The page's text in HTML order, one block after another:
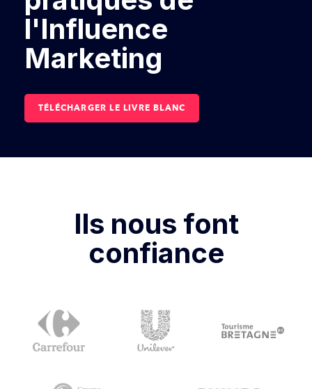
l'Influence
Marketing
TÉLÉCHARGER LE LIVRE BLANC
Ils nous font
confiance